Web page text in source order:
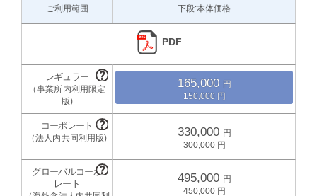
ご利用範囲 下段:本体価格
PDF
165,000
150,000
330,000
300,000
495,000
450,000